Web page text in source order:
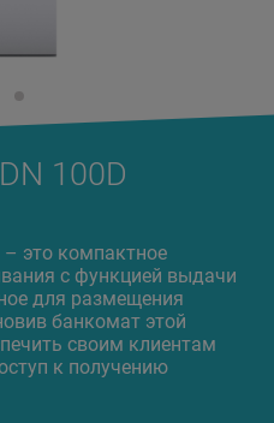
100D
это компактное
с функцией выдачи
для размещения
банкомат этой
своим клиентам
к получению